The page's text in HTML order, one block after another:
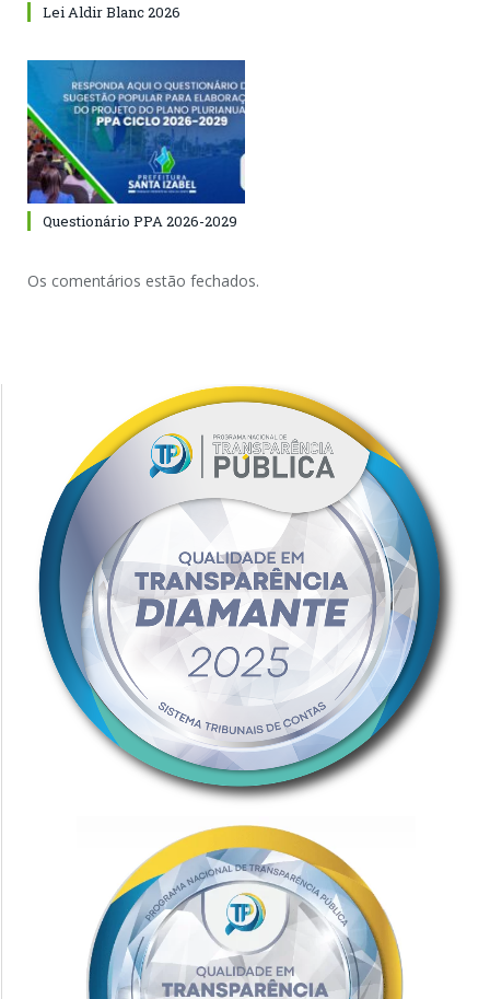
Lei Aldir Blanc 2026
Questionário PPA 2026-2029
Os comentários estão fechados.